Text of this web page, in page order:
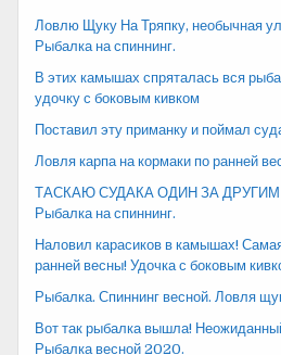
Ловлю Щуку На Тряпку, необычная
Рыбалка на спиннинг.
В этих камышах спряталась вся
удочку с боковым кивком
Поставил эту приманку и поймал
Ловля карпа на кормаки по ранней
ТАСКАЮ СУДАКА ОДИН ЗА ДРУГИМ
Рыбалка на спиннинг.
Наловил карасиков в камышах!
ранней весны! Удочка с боковым
Рыбалка. Спиннинг весной. Ловля
Вот так рыбалка вышла!
Рыбалка весной 2020.